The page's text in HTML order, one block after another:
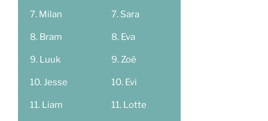
Milan
Bram
Luuk
Jesse
Liam
Sara
Eva
Zoë
Evi
Lotte